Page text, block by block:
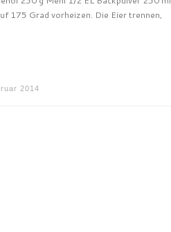
175 Grad vorheizen. Die Eier trennen,
2014